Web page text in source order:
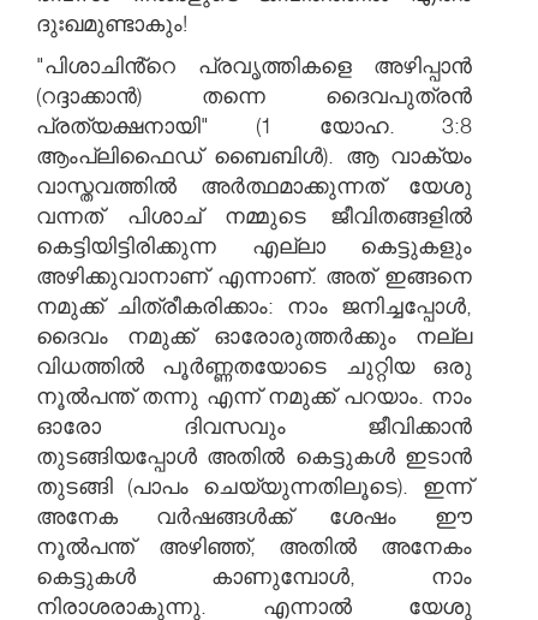
ദുഃഖമുണ്ടാകും!
"പിശാചിൻ്റെ പ്രവൃത്തികളെ അഴിപ്പാൻ
(റദ്ദാക്കാൻ) തന്നെ ദൈവപുത്രൻ
പ്രത്യക്ഷനായി" (1 യോഹ. 3:8
ആംപ്ലിഫൈഡ് ബൈബിൾ). ആ വാക്യം
വാസ്തവത്തിൽ അർത്ഥമാക്കുന്നത് യേശു
വന്നത് പിശാച് നമ്മുടെ ജീവിതങ്ങളിൽ
കെട്ടിയിട്ടിരിക്കുന്ന എല്ലാ കെട്ടുകളും
അഴിക്കുവാനാണ് എന്നാണ്. അത് ഇങ്ങനെ
നമുക്ക് ചിത്രീകരിക്കാം: നാം ജനിച്ചപ്പോൾ,
ദൈവം നമുക്ക് ഓരോരുത്തർക്കും നല്ല
വിധത്തിൽ പൂർണ്ണതയോടെ ചുറ്റിയ ഒരു
നൂൽപന്ത് തന്നു എന്ന് നമുക്ക് പറയാം. നാം
ഓരോ ദിവസവും ജീവിക്കാൻ
തുടങ്ങിയപ്പോൾ അതിൽ കെട്ടുകൾ ഇടാൻ
തുടങ്ങി (പാപം ചെയ്യുന്നതിലൂടെ). ഇന്ന്
അനേക വർഷങ്ങൾക്ക് ശേഷം ഈ
നൂൽപന്ത് അഴിഞ്ഞ്, അതിൽ അനേകം
കെട്ടുകൾ കാണുമ്പോൾ, നാം
നിരാശരാകുന്നു. എന്നാൽ യേശു